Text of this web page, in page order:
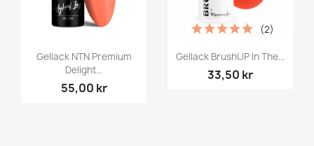
Gellack NTN Premium
Delight...
55,00 kr
Gellack BrushUP In The...
33,50 kr
(2)